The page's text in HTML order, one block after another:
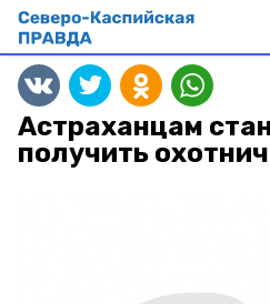
Астраханцам
получить